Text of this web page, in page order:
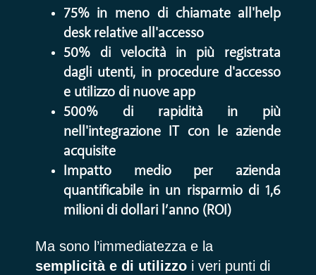
75% in meno di chiamate all'help
desk relative all'accesso
50% di velocità in più registrata
dagli utenti, in procedure d'accesso
e utilizzo di nuove app
500% di rapidità in più
nell'integrazione IT con le aziende
acquisite
Impatto medio per azienda
quantificabile in un risparmio di 1,6
milioni di dollari l’anno (ROI)
Ma sono l’immediatezza e la
semplicità e di utilizzoi veri punti di